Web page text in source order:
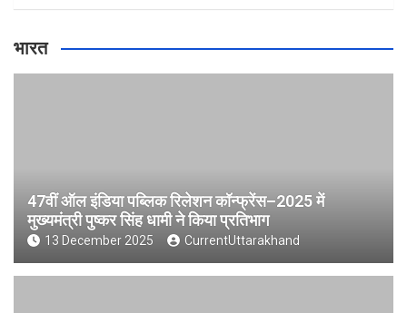
भारत
47वीं ऑल इंडिया पब्लिक रिलेशन कॉन्फ्रेंस–2025 में
मुख्यमंत्री पुष्कर सिंह धामी ने किया प्रतिभाग
13 December 2025 CurrentUttarakhand